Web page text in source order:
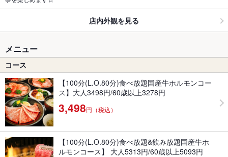
店内外観を見る
メニュー
コース
【100分(L.O.80分)食べ放題国産牛ホルモンコー
ス】大人3498円/60歳以上3278円
3,498円（税込）
【100分(L.O.80分)食べ放題&飲み放題国産牛ホ
ルモンコース】 大人5313円/60歳以上5093円